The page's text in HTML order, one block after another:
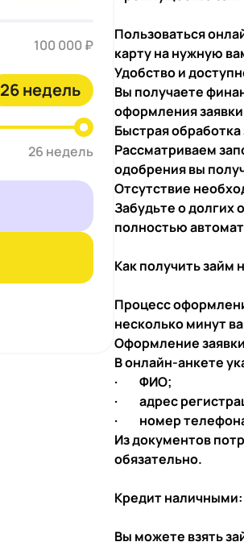
100 000 ₽
26 недель
26 недель
Пользоваться
карту на нужную
Удобство и
Вы получаете
оформления
Быстрая обработка
Рассматриваем
одобрения вы
Отсутствие
Забудьте о долгих
полностью
Как получить займ
Процесс
несколько минут
Оформление
В онлайн-анкете
· ФИО;
· адрес
· номер
Из документов
обязательно.
Кредит
Вы можете взять